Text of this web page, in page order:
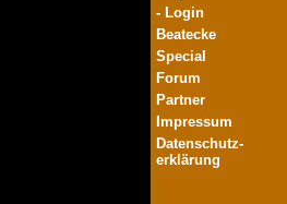
- Login
Beatecke
Special
Forum
Partner
Impressum
Datenschutz-
erklärung